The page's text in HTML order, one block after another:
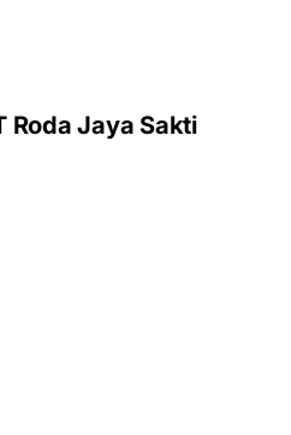
Roda Jaya Sakti